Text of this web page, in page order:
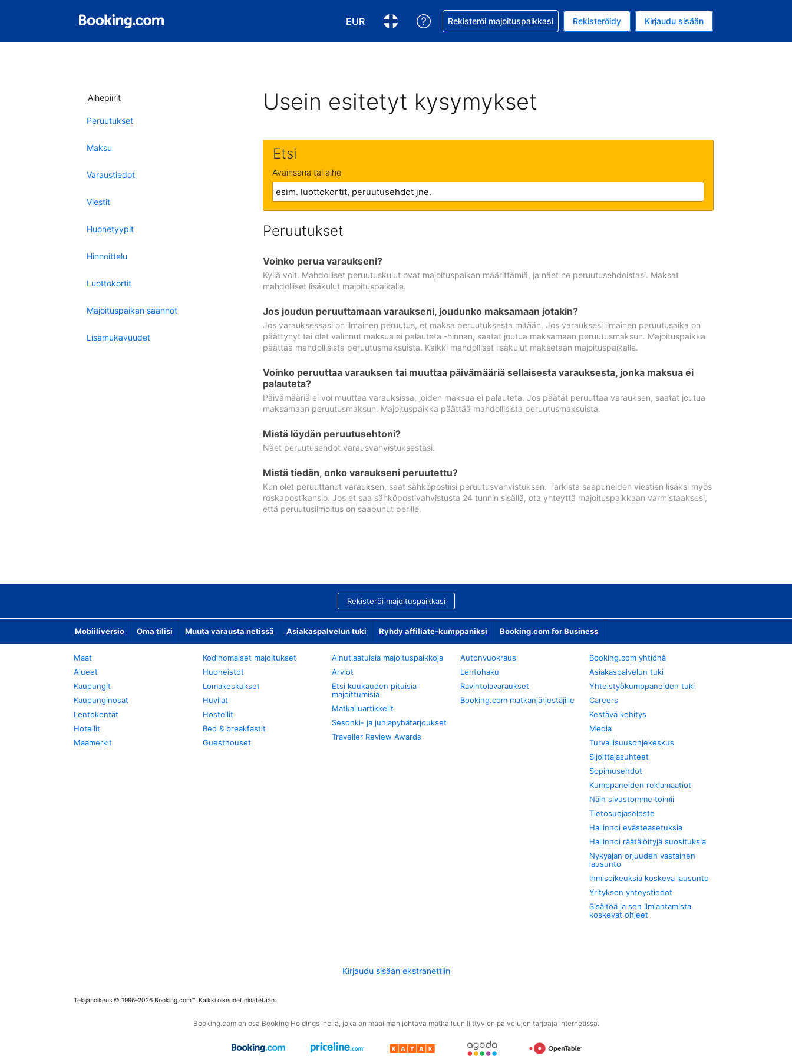
EUR
Valitse valuutta. Tämänhetkinen valuutta on EUR
Valitse kieli. Tämänhetkinen kieli on Suomi
Pyydä apua varauksesi kanssa
Rekisteröi majoituspaikkasi Rekisteröidy Kirjaudu sisään
Aihepiirit
Peruutukset
Maksu
Varaustiedot
Viestit
Huonetyypit
Hinnoittelu
Luottokortit
Majoituspaikan säännöt
Lisämukavuudet
Usein esitetyt kysymykset
Etsi
Avainsana tai aihe
Peruutukset
Voinko perua varaukseni?
Kyllä voit. Mahdolliset peruutuskulut ovat majoituspaikan määrittämiä, ja näet ne peruutusehdoistasi. Maksat
mahdolliset lisäkulut majoituspaikalle.
Jos joudun peruuttamaan varaukseni, joudunko maksamaan jotakin?
Jos varauksessasi on ilmainen peruutus, et maksa peruutuksesta mitään. Jos varauksesi ilmainen peruutusaika on
päättynyt tai olet valinnut maksua ei palauteta -hinnan, saatat joutua maksamaan peruutusmaksun. Majoituspaikka
päättää mahdollisista peruutusmaksuista. Kaikki mahdolliset lisäkulut maksetaan majoituspaikalle.
Voinko peruuttaa varauksen tai muuttaa päivämääriä sellaisesta varauksesta, jonka maksua ei
palauteta?
Päivämääriä ei voi muuttaa varauksissa, joiden maksua ei palauteta. Jos päätät peruuttaa varauksen, saatat joutua
maksamaan peruutusmaksun. Majoituspaikka päättää mahdollisista peruutusmaksuista.
Mistä löydän peruutusehtoni?
Näet peruutusehdot varausvahvistuksestasi.
Mistä tiedän, onko varaukseni peruutettu?
Kun olet peruuttanut varauksen, saat sähköpostiisi peruutusvahvistuksen. Tarkista saapuneiden viestien lisäksi myös
roskapostikansio. Jos et saa sähköpostivahvistusta 24 tunnin sisällä, ota yhteyttä majoituspaikkaan varmistaaksesi,
että peruutusilmoitus on saapunut perille.
Rekisteröi majoituspaikkasi
Mobiiliversio Oma tilisi Muuta varausta netissä Asiakaspalvelun tuki Ryhdy affiliate-kumppaniksi Booking.com for Business
Maat
Alueet
Kaupungit
Kaupunginosat
Lentokentät
Hotellit
Maamerkit
Kodinomaiset majoitukset
Huoneistot
Lomakeskukset
Huvilat
Hostellit
Bed & breakfastit
Guesthouset
Ainutlaatuisia majoituspaikkoja
Arviot
Etsi kuukauden pituisia
majoittumisia
Matkailuartikkelit
Sesonki- ja juhlapyhätarjoukset
Traveller Review Awards
Autonvuokraus
Lentohaku
Ravintolavaraukset
Booking.com matkanjärjestäjille
Booking.com yhtiönä
Asiakaspalvelun tuki
Yhteistyökumppaneiden tuki
Careers
Kestävä kehitys
Media
Turvallisuusohjekeskus
Sijoittajasuhteet
Sopimusehdot
Kumppaneiden reklamaatiot
Näin sivustomme toimii
Tietosuojaseloste
Hallinnoi evästeasetuksia
Hallinnoi räätälöityjä suosituksia
Nykyajan orjuuden vastainen
lausunto
Ihmisoikeuksia koskeva lausunto
Yrityksen yhteystiedot
Sisältöä ja sen ilmiantamista
koskevat ohjeet
Kirjaudu sisään ekstranettiin
Tekijänoikeus © 1996–2026 Booking.com™. Kaikki oikeudet pidätetään.
Booking.com on osa Booking Holdings Inc:iä, joka on maailman johtava matkailuun liittyvien palvelujen tarjoaja internetissä.